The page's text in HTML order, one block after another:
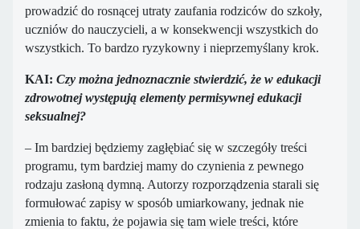
prowadzić do rosnącej utraty zaufania rodziców do szkoły,
uczniów do nauczycieli, a w konsekwencji wszystkich do
wszystkich. To bardzo ryzykowny i nieprzemyślany krok.
KAI: Czy można jednoznacznie stwierdzić, że w edukacji
zdrowotnej występują elementy permisywnej edukacji
seksualnej?
– Im bardziej będziemy zagłębiać się w szczegóły treści
programu, tym bardziej mamy do czynienia z pewnego
rodzaju zasłoną dymną. Autorzy rozporządzenia starali się
formułować zapisy w sposób umiarkowany, jednak nie
zmienia to faktu, że pojawia się tam wiele treści, które